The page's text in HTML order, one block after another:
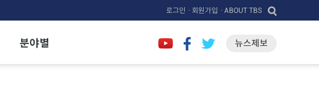
로그인 · 회원가입 · ABOUT TBS
분야별 뉴스제보